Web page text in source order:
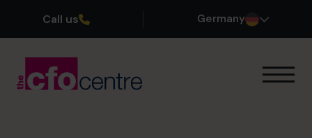
Call us Germany